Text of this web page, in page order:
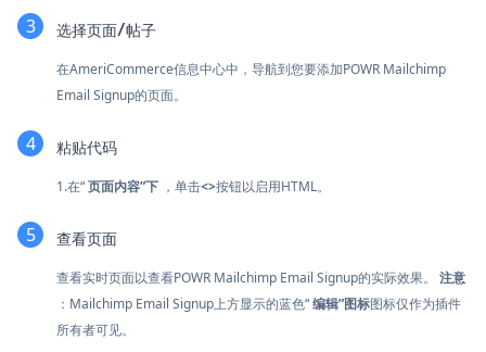
选择页面/帖子
在AmeriCommerce信息中心中，导航到您要添加POWR Mailchimp
Email Signup的页面。
粘贴代码
1.在“页面内容”下 ，单击<>按钮以启用HTML。
查看页面
查看实时页面以查看POWR Mailchimp Email Signup的实际效果。 注意
：Mailchimp Email Signup上方显示的蓝色“编辑”图标图标仅作为插件
所有者可见。